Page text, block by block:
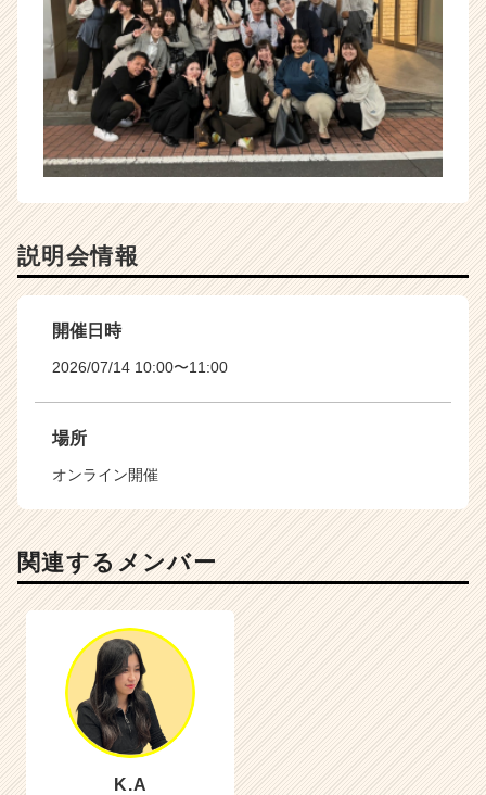
説明会情報
開催日時
2026/07/14 10:00〜11:00
場所
オンライン開催
関連するメンバー
K.A